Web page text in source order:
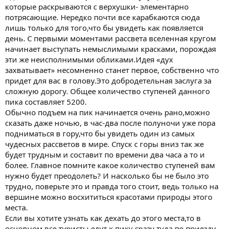
которые раскрываются с верхушки- элементарно
потрясающие. Нередко почти все карабкаются сюда
лишь только для того,что бы увидеть как появляется
день. С первыми моментами рассвета вселенная кругом
начинает выступать немыслимыми красками, порождая
эти же неисполнимыми обликами.Идея «дух
захватывает» несомненно станет первое, собственно что
придет для вас в голову.Это добродетельная заслуга за
сложную дорогу. Общее количество ступеней данного
пика составляет 5200.
Обычно подъем на пик начинается очень рано,можно
сказать даже ночью, в час-два после полуночи уже пора
подниматься в гору,что бы увидеть один из самых
чудесных рассветов в мире. Спуск с горы вниз так же
будет трудным и составит по времени два часа а то и
более. Главное помните какое количество ступеней вам
нужно будет преодолеть? И насколько бы не было это
трудно, поверьте это и правда того стоит, ведь только на
вершине можно восхититься красотами природы этого
места.
Если вы хотите узнать как дехать до этого места,то в